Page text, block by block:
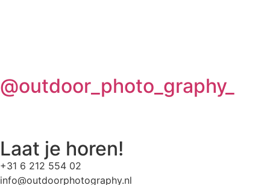
@outdoor_photo_graphy_
Laat je horen!
+31 6 212 554 02
info@outdoorphotography.nl